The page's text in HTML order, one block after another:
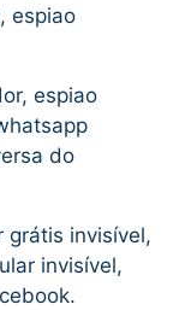
espiao
espiao
do
grátis invisível,
invisível,